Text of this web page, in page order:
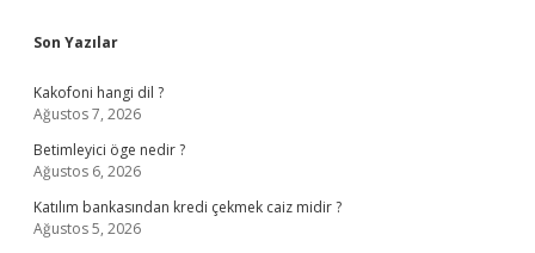
Sidebar
Son Yazılar
Kakofoni hangi dil ?
Ağustos 7, 2026
Betimleyici öge nedir ?
Ağustos 6, 2026
Katılım bankasından kredi çekmek caiz midir ?
Ağustos 5, 2026